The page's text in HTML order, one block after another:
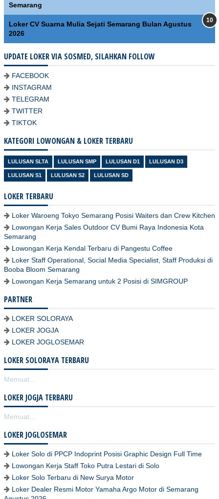
Semarang
Loker CV Suarna Mulia Sejati Semarang Bulan Agustus
2026
UPDATE LOKER VIA SOSMED, SILAHKAN FOLLOW
FACEBOOK
INSTAGRAM
TELEGRAM
TWITTER
TIKTOK
KATEGORI LOWONGAN & LOKER TERBARU
LULUSAN SLTA LULUSAN SMP LULUSAN D1 LULUSAN D3
LULUSAN S1 LULUSAN S2 LULUSAN SD
LOKER TERBARU
Loker Waroeng Tokyo Semarang Posisi Waiters dan Crew Kitchen
Lowongan Kerja Sales Outdoor CV Bumi Raya Indonesia Kota
Semarang
Lowongan Kerja Kendal Terbaru di Pangestu Coffee
Loker Staff Operational, Social Media Specialist, Staff Produksi di
Booba Bloom Semarang
Lowongan Kerja Semarang untuk 2 Posisi di SIMGROUP
PARTNER
LOKER SOLORAYA
LOKER JOGJA
LOKER JOGLOSEMAR
LOKER SOLORAYA TERBARU
Memuat...
LOKER JOGJA TERBARU
Memuat...
LOKER JOGLOSEMAR
Loker Solo di PPCP Indoprint Posisi Graphic Design Full Time
Lowongan Kerja Staff Toko Putra Lestari di Solo
Loker Solo Terbaru di New Surya Motor
Loker Dealer Resmi Motor Yamaha Argo Motor di Semarang